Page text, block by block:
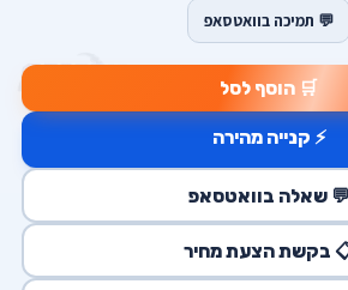
💬 תמיכה בוואטסאפ
🛒 הוסף לסל
⚡ קנייה מהירה
💬 שאלה בוואטסאפ
בקשת הצעת מחיר